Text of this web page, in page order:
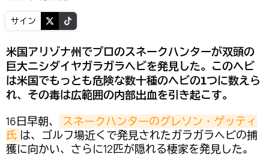
サイン
米国アリゾナ州でプロのスネークハンターが双頭の
巨大ニシダイヤガラガラヘビを発見した。このヘビ
は米国でもっとも危険な数十種のヘビの1つに数えら
れ、その毒は広範囲の内部出血を引き起こす。
16日早朝、
スネークハンターのグレソン・ゲッティ
氏 は、ゴルフ場近くで発見されたガラガラヘビの捕
獲に向かい、さらに12匹が隠れる棲家を発見した。